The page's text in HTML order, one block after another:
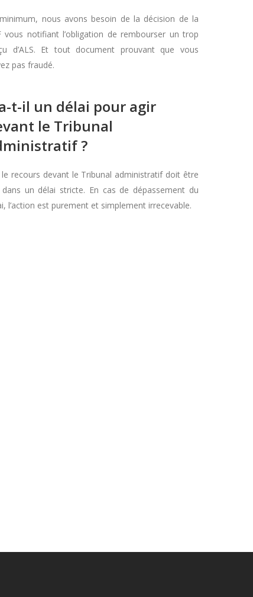
nous avons besoin de la décision de la
vous notifiant l’obligation de rembourser un trop
d’ALS. Et tout document prouvant que vous
pas fraudé.
t-il un délai pour agir
le Tribunal
?
le recours devant le Tribunal administratif doit être
un délai stricte. En cas de dépassement du
l’action est purement et simplement irrecevable.